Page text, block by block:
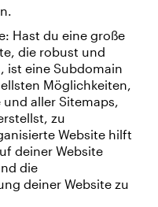
Hast du eine große
die robust und
ist eine Subdomain
Möglichkeiten,
aller Sitemaps,
zu
Website hilft
deiner Website
die
deiner Website zu